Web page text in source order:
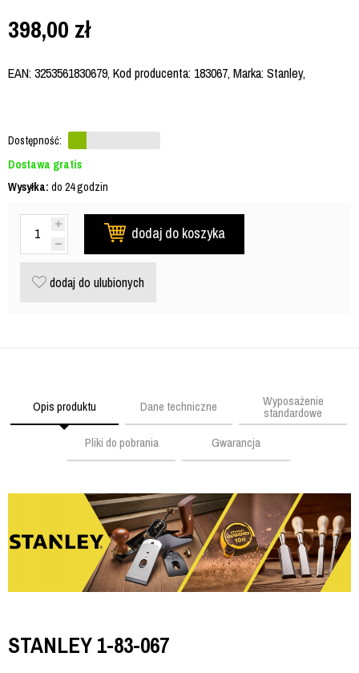
398,00 zł
EAN: 3253561830679, Kod producenta: 183067, Marka: Stanley,
Dostępność:
Dostawa gratis
Wysyłka: do 24 godzin
dodaj do koszyka
dodaj do ulubionych
Opis produktu Dane techniczne Wyposażenie
standardowe
Pliki do pobrania
Gwarancja
STANLEY 1-83-067